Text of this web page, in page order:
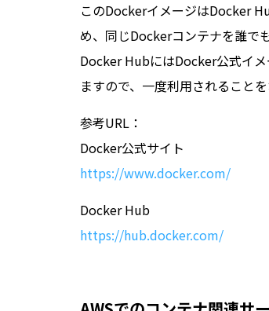
このDockerイメージはDocker
め、同じDockerコンテナを誰で
Docker HubにはDocker公式イ
ますので、一度利用されることを
参考URL：
Docker公式サイト
https://www.docker.com/
Docker Hub
https://hub.docker.com/